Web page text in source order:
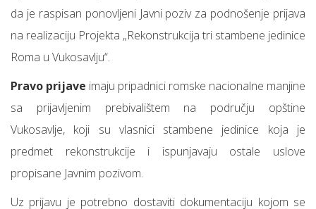
da je raspisan ponovljeni Javni poziv za podnošenje prijava
na realizaciju Projekta „Rekonstrukcija tri stambene jedinice
Roma u Vukosavlju“.
Pravo prijave imaju pripadnici romske nacionalne manjine
sa prijavljenim prebivalištem na području opštine
Vukosavlje, koji su vlasnici stambene jedinice koja je
predmet rekonstrukcije i ispunjavaju ostale uslove
propisane Javnim pozivom.
Uz prijavu je potrebno dostaviti dokumentaciju kojom se